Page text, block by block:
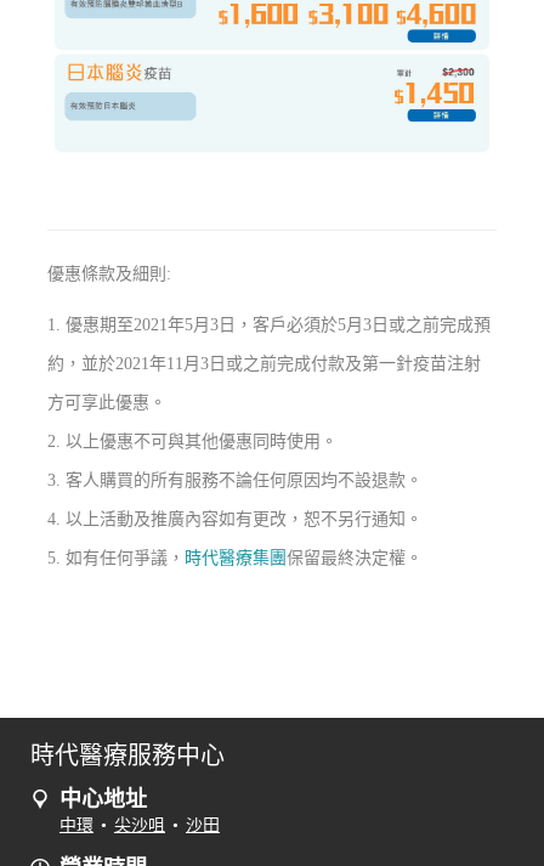
優惠條款及細則:
1. 優惠期至2021年5月3日，客戶必須於5月3日或之前完成預
約，並於2021年11月3日或之前完成付款及第一針疫苗注射
方可享此優惠。
2.以上優惠不可與其他優惠同時使用。
3.客人購買的所有服務不論任何原因均不設退款。
4.以上活動及推廣內容如有更改，恕不另行通知。
5.如有任何爭議， 時代醫療集團保留最終決定權。
時代醫療服務中心
中心地址
中環 • 尖沙咀 • 沙田